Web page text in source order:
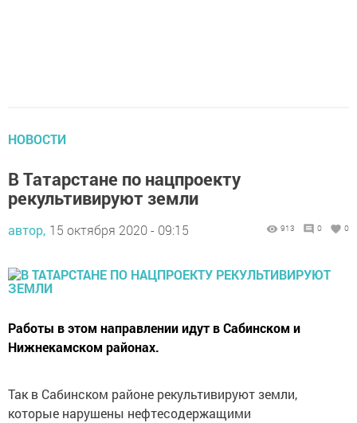
НОВОСТИ
В Татарстане по нацпроекту
рекультивируют земли
автор, 15 октября 2020 - 09:15 913 0 0
Работы в этом направлении идут в Сабинском и
Нижнекамском районах.
Так в Сабинском районе рекультивируют земли,
которые нарушены нефтесодержащими